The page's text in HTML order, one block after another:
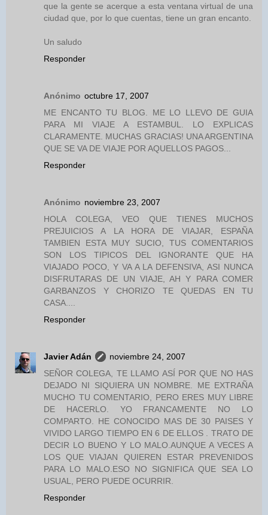
que la gente se acerque a esta ventana virtual de una
ciudad que, por lo que cuentas, tiene un gran encanto.
Un saludo
Responder
Anónimo octubre 17, 2007
ME ENCANTO TU BLOG. ME LO LLEVO DE GUIA
PARA MI VIAJE A ESTAMBUL. LO EXPLICAS
CLARAMENTE. MUCHAS GRACIAS! UNA ARGENTINA
QUE SE VA DE VIAJE POR AQUELLOS PAGOS...
Responder
Anónimo noviembre 23, 2007
HOLA COLEGA, VEO QUE TIENES MUCHOS
PREJUICIOS A LA HORA DE VIAJAR, ESPAÑA
TAMBIEN ESTA MUY SUCIO, TUS COMENTARIOS
SON LOS TIPICOS DEL IGNORANTE QUE HA
VIAJADO POCO, Y VA A LA DEFENSIVA, ASI NUNCA
DISFRUTARAS DE UN VIAJE, AH Y PARA COMER
GARBANZOS Y CHORIZO TE QUEDAS EN TU
CASA....
Responder
Javier Adán
noviembre 24, 2007
SEÑOR COLEGA, TE LLAMO ASÍ POR QUE NO HAS
DEJADO NI SIQUIERA UN NOMBRE. ME EXTRAÑA
MUCHO TU COMENTARIO, PERO ERES MUY LIBRE
DE HACERLO. YO FRANCAMENTE NO LO
COMPARTO. HE CONOCIDO MAS DE 30 PAISES Y
VIVIDO LARGO TIEMPO EN 6 DE ELLOS . TRATO DE
DECIR LO BUENO Y LO MALO.AUNQUE A VECES A
LOS QUE VIAJAN QUIEREN ESTAR PREVENIDOS
PARA LO MALO.ESO NO SIGNIFICA QUE SEA LO
USUAL, PERO PUEDE OCURRIR.
Responder